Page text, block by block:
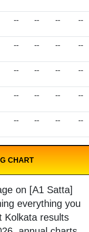
-- -- -- --
-- -- -- --
-- -- -- --
-- -- -- --
-- -- -- --
CHART
on [A1 Satta]
everything you
Kolkata results